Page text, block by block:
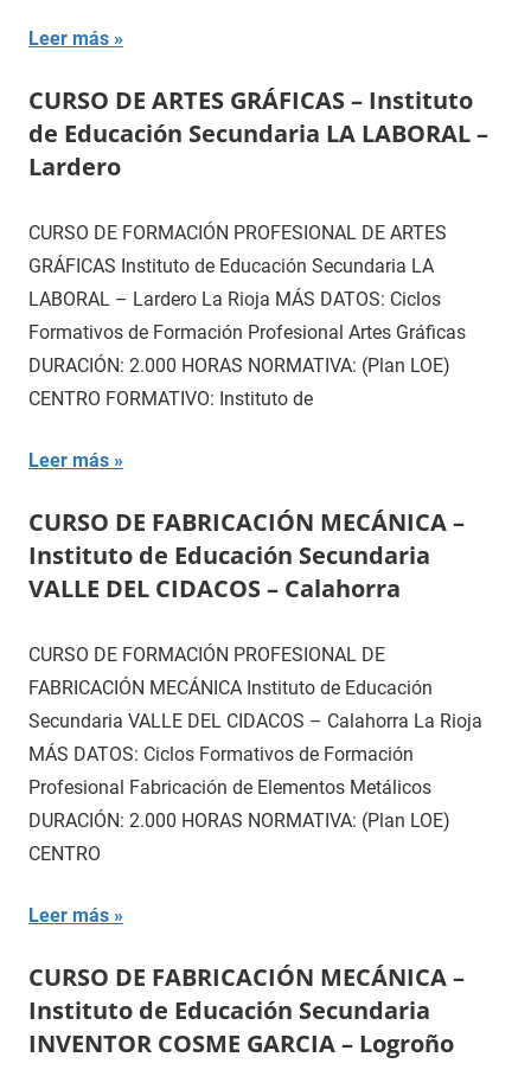
Leer más
CURSO DE ARTES GRÁFICAS – Instituto
de Educación Secundaria LA LABORAL –
Lardero
CURSO DE FORMACIÓN PROFESIONAL DE ARTES
GRÁFICAS Instituto de Educación Secundaria LA
LABORAL – Lardero La Rioja MÁS DATOS: Ciclos
Formativos de Formación Profesional Artes Gráficas
DURACIÓN: 2.000 HORAS NORMATIVA: (Plan LOE)
CENTRO FORMATIVO: Instituto de
Leer más
CURSO DE FABRICACIÓN MECÁNICA –
Instituto de Educación Secundaria
VALLE DEL CIDACOS – Calahorra
CURSO DE FORMACIÓN PROFESIONAL DE
FABRICACIÓN MECÁNICA Instituto de Educación
Secundaria VALLE DEL CIDACOS – Calahorra La Rioja
MÁS DATOS: Ciclos Formativos de Formación
Profesional Fabricación de Elementos Metálicos
DURACIÓN: 2.000 HORAS NORMATIVA: (Plan LOE)
CENTRO
Leer más
CURSO DE FABRICACIÓN MECÁNICA –
Instituto de Educación Secundaria
INVENTOR COSME GARCIA – Logroño